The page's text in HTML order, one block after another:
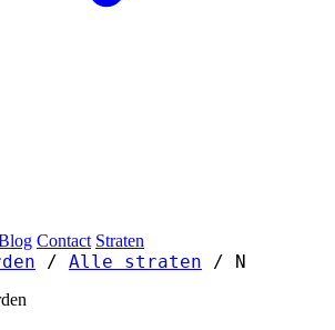
Contact Straten
/ Alle straten / N